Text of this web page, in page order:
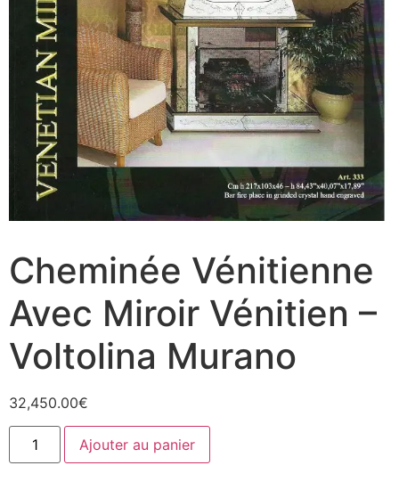
Cheminée Vénitienne
Avec Miroir Vénitien –
Voltolina Murano
32,450.00€
Ajouter au panier